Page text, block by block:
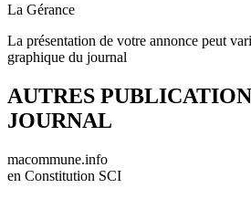
La Gérance
La présentation de votre annonce peut
graphique du journal
AUTRES
JOURNAL
macommune.info
en Constitution SCI